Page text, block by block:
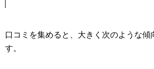
口コミを集めると、大きく次のような傾
す。